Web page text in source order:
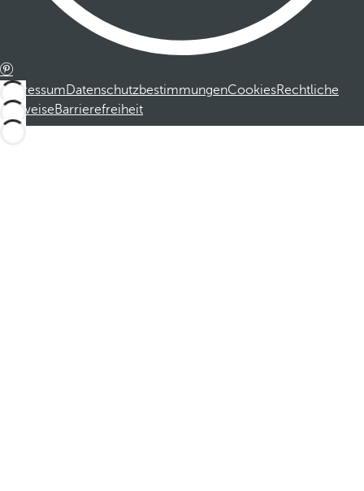
ImpressumDatenschutzbestimmungenCookiesRechtliche
HinweiseBarrierefreiheit